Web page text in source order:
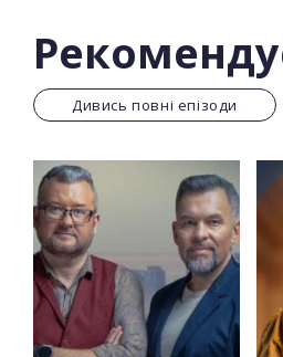
Дивись повні епізоди